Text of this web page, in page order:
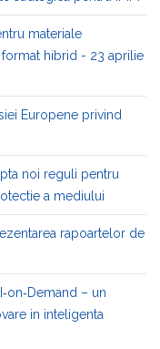
materiale
hibrid - 23 aprilie
Europene privind
noi reguli pentru
a mediului
rapoartelor de
– un
in inteligenta